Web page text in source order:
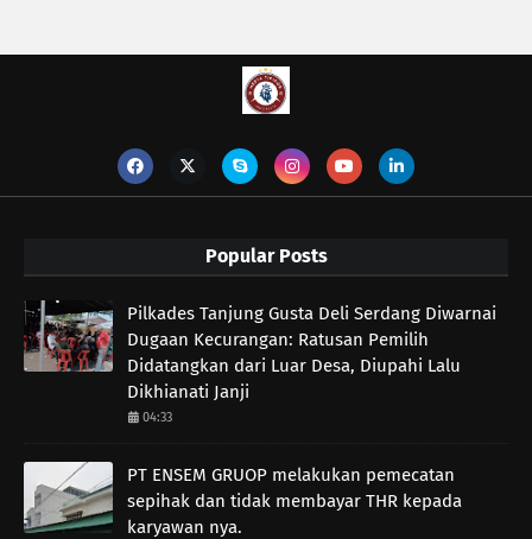
Popular Posts
Pilkades Tanjung Gusta Deli Serdang Diwarnai
Dugaan Kecurangan: Ratusan Pemilih
Didatangkan dari Luar Desa, Diupahi Lalu
Dikhianati Janji
04:33
PT ENSEM GRUOP melakukan pemecatan
sepihak dan tidak membayar THR kepada
karyawan nya.